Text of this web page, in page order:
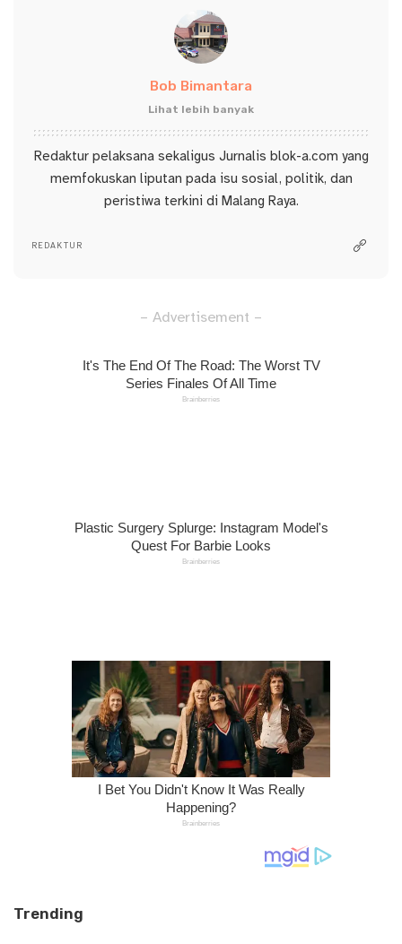
Bob Bimantara
Lihat lebih banyak
Redaktur pelaksana sekaligus Jurnalis blok-a.com yang
memfokuskan liputan pada isu sosial, politik, dan
peristiwa terkini di Malang Raya.
REDAKTUR
– Advertisement –
Trending